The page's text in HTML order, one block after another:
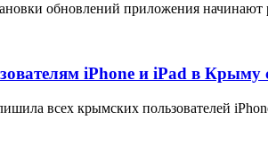
обновлений приложения
iPhone и iPad в
всех крымских пользователей